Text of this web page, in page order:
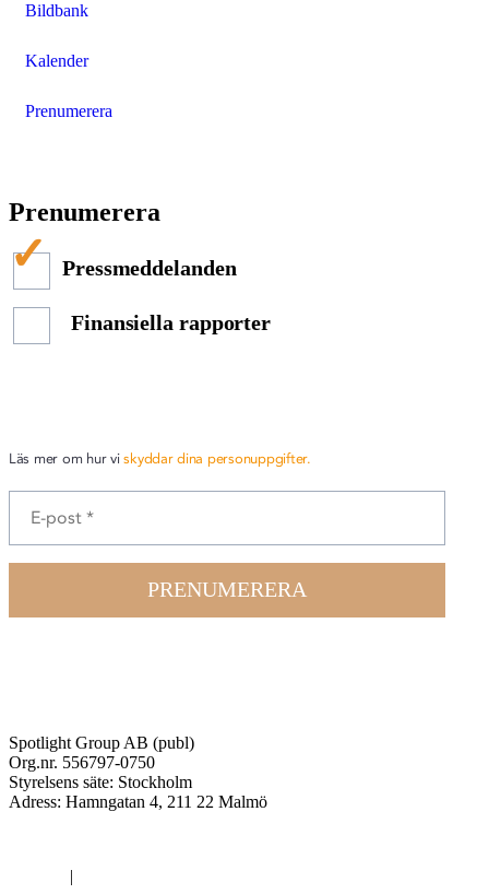
Bildbank
Kalender
Prenumerera
Prenumerera
Pressmeddelanden
Finansiella rapporter
Läs mer om hur viskyddar dina personuppgifter.
PRENUMERERA
Spotlight Group AB (publ)
Org.nr. 556797-0750
Styrelsens säte: Stockholm
Adress: Hamngatan 4, 211 22 Malmö
|